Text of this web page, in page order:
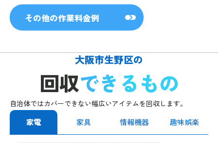
その他の作業料金例
大阪市生野区の
回収できるもの
自治体ではカバーできない幅広いアイテムを回収します。
家電 家具 情報機器 趣味娯楽